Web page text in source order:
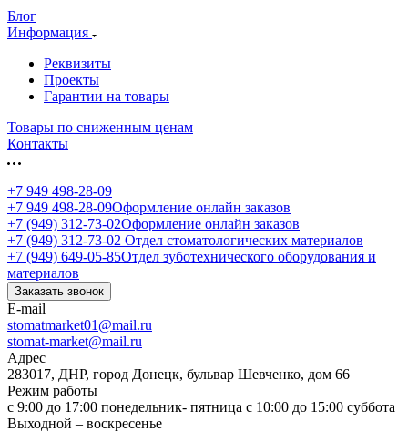
Блог
Информация
Реквизиты
Проекты
Гарантии на товары
Товары по сниженным ценам
Контакты
+7 949 498-28-09
+7 949 498-28-09Оформление онлайн заказов
+7 (949) 312-73-02Оформление онлайн заказов
+7 (949) 312-73-02 Отдел стоматологических материалов
+7 (949) 649-05-85Отдел зуботехнического оборудования и
материалов
Заказать звонок
E-mail
stomatmarket01@mail.ru
stomat-market@mail.ru
Адрес
283017, ДНР, город Донецк, бульвар Шевченко, дом 66
Режим работы
с 9:00 до 17:00 понедельник- пятница с 10:00 до 15:00 суббота
Выходной – воскресенье